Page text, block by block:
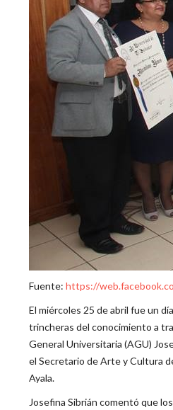
Fuente: https://
El miércoles 25 de abril fue un
trincheras del conocimiento a
General Universitaria (AGU)
el Secretario de Arte y Cultura
Ayala.
Josefina Sibrián comentó que